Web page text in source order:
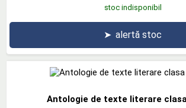
stoc indisponibil
➤ alertă stoc
Antologie de texte literare